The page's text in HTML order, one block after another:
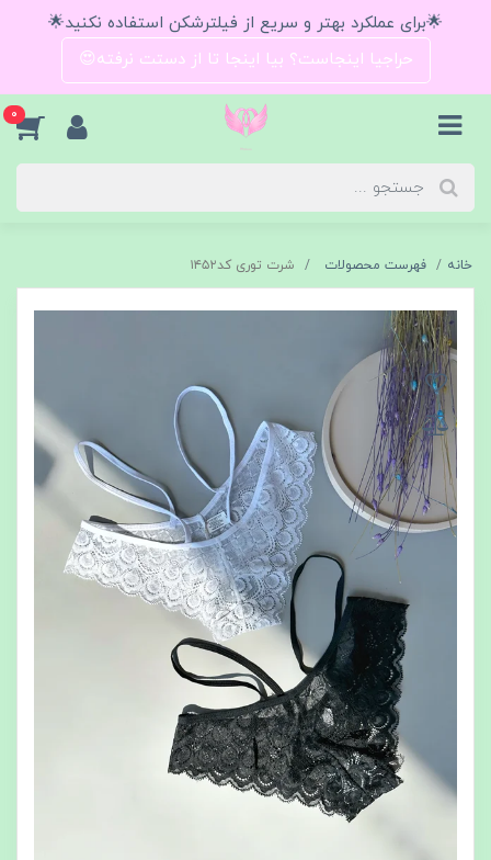
🌟برای عملکرد بهتر و سریع از فیلترشکن استفاده نکنید🌟
حراجیا اینجاست؟ بیا اینجا تا از دستت نرفته😍
0
خانه فهرست محصولات شرت توری کد۱۴۵۲